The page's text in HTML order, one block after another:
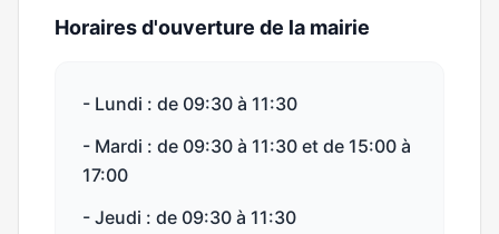
Horaires d'ouverture de la mairie
- Lundi : de 09:30 à 11:30
- Mardi : de 09:30 à 11:30 et de 15:00 à
17:00
- Jeudi : de 09:30 à 11:30